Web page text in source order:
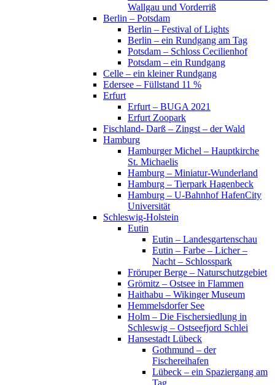
Wallgau und Vorderriß
Berlin – Potsdam
Berlin – Festival of Lights
Berlin – ein Rundgang am Tag
Potsdam – Schloss Cecilienhof
Potsdam – ein Rundgang
Celle – ein kleiner Rundgang
Edersee – Füllstand 11 %
Erfurt
Erfurt – BUGA 2021
Erfurt Zoopark
Fischland- Darß – Zingst – der Wald
Hamburg
Hamburger Michel – Hauptkirche
St. Michaelis
Hamburg – Miniatur-Wunderland
Hamburg – Tierpark Hagenbeck
Hamburg – U-Bahnhof HafenCity
Universität
Schleswig-Holstein
Eutin
Eutin – Landesgartenschau
Eutin – Farbe – Licher –
Nacht – Schlosspark
Fröruper Berge – Naturschutzgebiet
Grömitz – Ostsee in Flammen
Haithabu – Wikinger Museum
Hemmelsdorfer See
Holm – Die Fischersiedlung in
Schleswig – Ostseefjord Schlei
Hansestadt Lübeck
Gothmund – der
Fischereihafen
Lübeck – ein Spaziergang am